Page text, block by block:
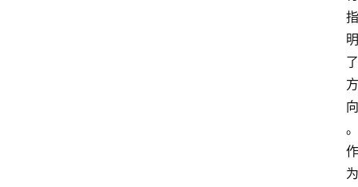
指
明
了
方
向
。
作
为